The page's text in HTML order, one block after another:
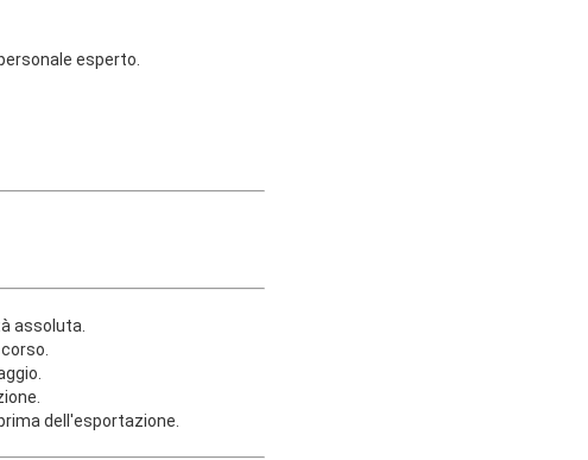
e personale esperto.
assoluta.
dell'esportazione.